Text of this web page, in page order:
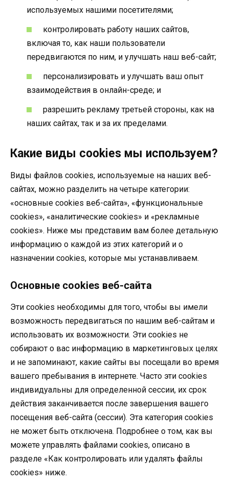
используемых нашими посетителями;
контролировать работу наших сайтов,
включая то, как наши пользователи
передвигаются по ним, и улучшать наш веб-сайт;
персонализировать и улучшать ваш опыт
взаимодействия в онлайн-среде; и
разрешить рекламу третьей стороны, как на
наших сайтах, так и за их пределами.
Какие виды cookies мы используем?
Виды файлов cookies, используемые на наших веб-
сайтах, можно разделить на четыре категории:
«основные cookies веб-сайта», «функциональные
cookies», «аналитические cookies» и «рекламные
cookies». Ниже мы представим вам более детальную
информацию о каждой из этих категорий и о
назначении cookies, которые мы устанавливаем.
Основные cookies веб-сайта
Эти cookies необходимы для того, чтобы вы имели
возможность передвигаться по нашим веб-сайтам и
использовать их возможности. Эти cookies не
собирают о вас информацию в маркетинговых целях
и не запоминают, какие сайты вы посещали во время
вашего пребывания в интернете. Часто эти cookies
индивидуальны для определенной сессии, их срок
действия заканчивается после завершения вашего
посещения веб-сайта (сессии). Эта категория cookies
не может быть отключена. Подробнее о том, как вы
можете управлять файлами cookies, описано в
разделе «Как контролировать или удалять файлы
cookies» ниже.